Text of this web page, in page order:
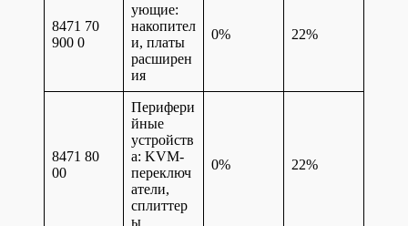
8471 70
900 0
ующие:
накопител
и, платы
расширен
ия
0% 22%
8471 80
00
Перифери
йные
устройств
а: KVM-
переключ
атели,
сплиттер
ы
0% 22%